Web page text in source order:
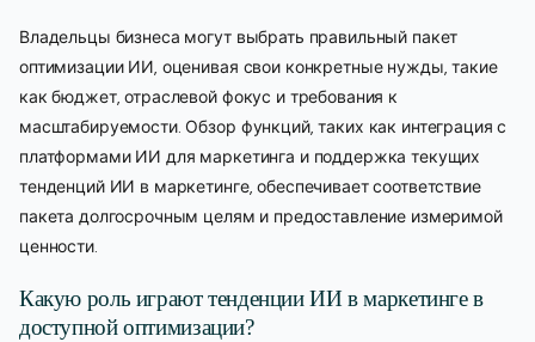
Владельцы бизнеса могут выбрать правильный пакет
оптимизации ИИ, оценивая свои конкретные нужды, такие
как бюджет, отраслевой фокус и требования к
масштабируемости. Обзор функций, таких как интеграция с
платформами ИИ для маркетинга и поддержка текущих
тенденций ИИ в маркетинге, обеспечивает соответствие
пакета долгосрочным целям и предоставление измеримой
ценности.
Какую роль играют тенденции ИИ в маркетинге в
доступной оптимизации?